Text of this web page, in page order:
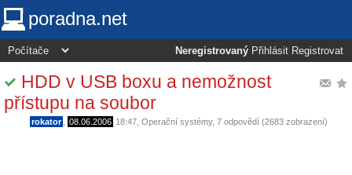
poradna.net
Neregistrovaný Přihlásit Registrovat
HDD v USB boxu a nemožnost
přístupu na soubor
rokator 08.06.2006 18:47 Operační systémy, 7 odpovědí (2683 zobrazení)